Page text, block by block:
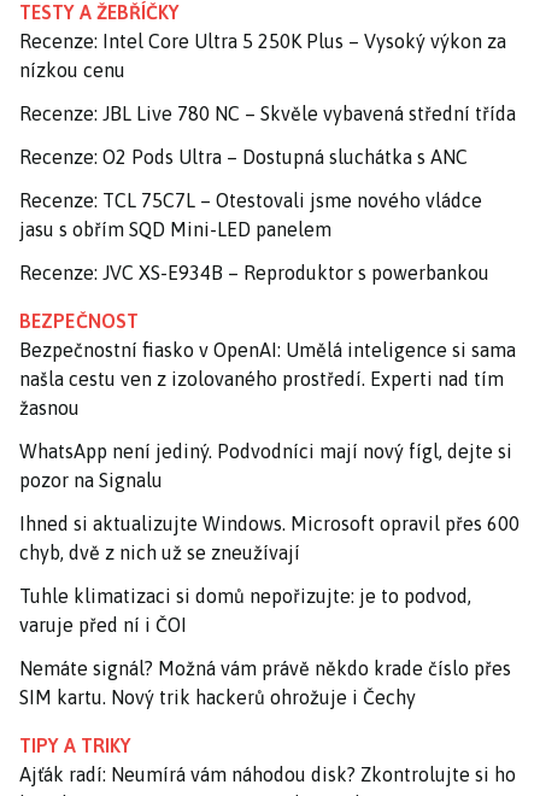
TESTY A ŽEBŘÍČKY
Recenze: Intel Core Ultra 5 250K Plus – Vysoký výkon za
nízkou cenu
Recenze: JBL Live 780 NC – Skvěle vybavená střední třída
Recenze: O2 Pods Ultra – Dostupná sluchátka s ANC
Recenze: TCL 75C7L – Otestovali jsme nového vládce
jasu s obřím SQD Mini-LED panelem
Recenze: JVC XS-E934B – Reproduktor s powerbankou
BEZPEČNOST
Bezpečnostní fiasko v OpenAI: Umělá inteligence si sama
našla cestu ven z izolovaného prostředí. Experti nad tím
žasnou
WhatsApp není jediný. Podvodníci mají nový fígl, dejte si
pozor na Signalu
Ihned si aktualizujte Windows. Microsoft opravil přes 600
chyb, dvě z nich už se zneužívají
Tuhle klimatizaci si domů nepořizujte: je to podvod,
varuje před ní i ČOI
Nemáte signál? Možná vám právě někdo krade číslo přes
SIM kartu. Nový trik hackerů ohrožuje i Čechy
TIPY A TRIKY
Ajťák radí: Neumírá vám náhodou disk? Zkontrolujte si ho